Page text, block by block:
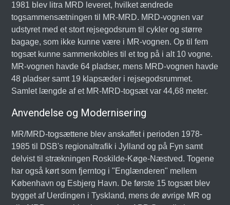
1981 blev litra MRD leveret, hvilket ændrede
togsammensætningen til MR-MRD. MRD-vognen var
udstyret med et stort rejsegodsrum til cykler og større
bagage, som ikke kunne være i MR-vognen. Op til fem
togsæt kunne sammenkobles til et tog på i alt 10 vogne.
MR-vognen havde 64 pladser, mens MRD-vognen havde
48 pladser samt 19 klapsæder i rejsegodsrummet.
Samlet længde af et MR-MRD-togsæt var 44,68 meter.
Anvendelse og Modernisering
MR/MRD-togsættene blev anskaffet i perioden 1978-
1985 til DSB's regionaltrafik i Jylland og på Fyn samt
delvist til strækningen Roskilde-Køge-Næstved. Togene
har også kørt som fjerntog i "Englænderen" mellem
København og Esbjerg Havn. De første 15 togsæt blev
bygget af Uerdingen i Tyskland, mens de øvrige MR og